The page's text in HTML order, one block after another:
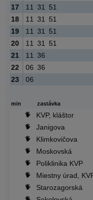
min zastávka
KVP, kláštor
Janigova
Klimkovičova
Moskovská
Poliklinika KVP
Miestny úrad,
Starozagorská
17
11 31 51
18
11 31 51
19
11 31 51
20
11 31 51
21
11 36
22
06 36
23
06